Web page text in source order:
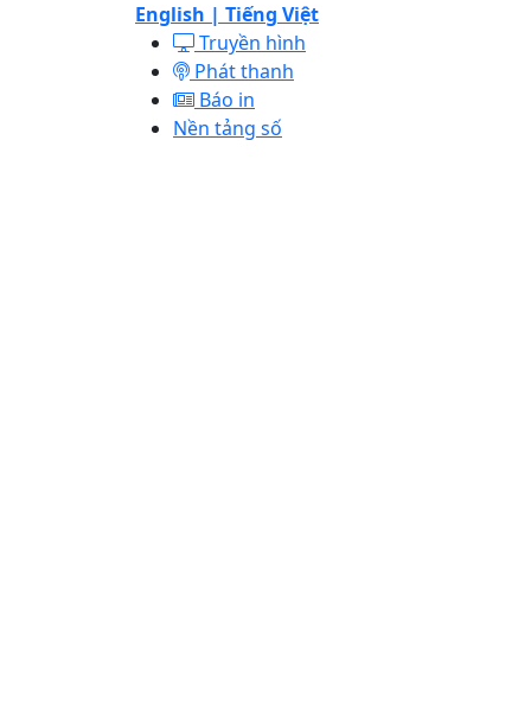
English | Tiếng Việt
Truyền hình
Phát thanh
Báo in
Nền tảng số